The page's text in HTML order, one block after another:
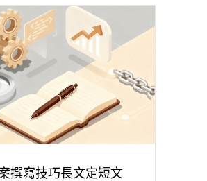
撰寫技巧長文定短文